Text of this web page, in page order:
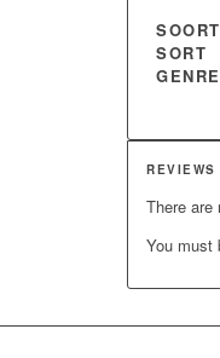
SOORT
SORT
GENRE
REVIEWS
There are
You